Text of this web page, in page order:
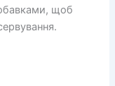
щоб